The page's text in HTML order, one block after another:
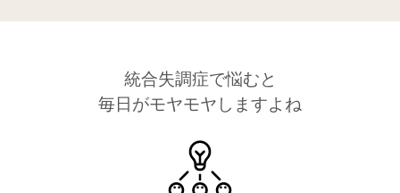
統合失調症で悩むと
毎日がモヤモヤしますよね